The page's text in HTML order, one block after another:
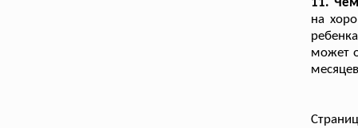
11. Чем
на
может